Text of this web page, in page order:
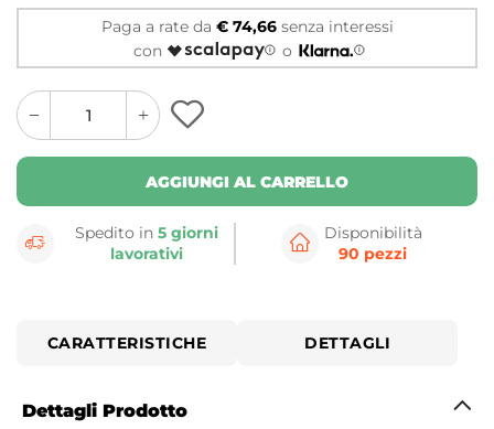
Paga a rate da € 74,66senza interessi
con
o
quantity
button
quantity
minus
button
AGGIUNGI AL CARRELLO
Spedito in5 giorni
lavorativi
Disponibilità
90 pezzi
CARATTERISTICHE DETTAGLI
Dettagli Prodotto